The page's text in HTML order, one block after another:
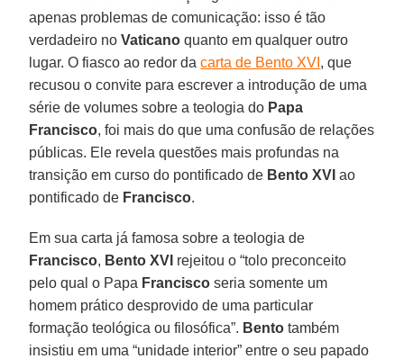
apenas problemas de comunicação: isso é tão
verdadeiro noVaticano quanto em qualquer outro
lugar. O fiasco ao redor dacarta de Bento XVI , que
recusou o convite para escrever a introdução de uma
série de volumes sobre a teologia do Papa
Francisco, foi mais do que uma confusão de relações
públicas. Ele revela questões mais profundas na
transição em curso do pontificado de Bento XVI ao
pontificado de Francisco.
Em sua carta já famosa sobre a teologia de
Francisco, Bento XVI rejeitou o “tolo preconceito
pelo qual o Papa Francisco seria somente um
homem prático desprovido de uma particular
formação teológica ou filosófica”. Bento também
insistiu em uma “unidade interior” entre o seu papado